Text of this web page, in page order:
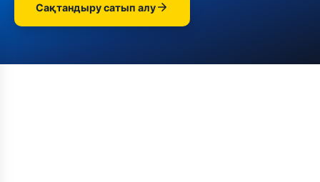
Сақтандыру сатып алу